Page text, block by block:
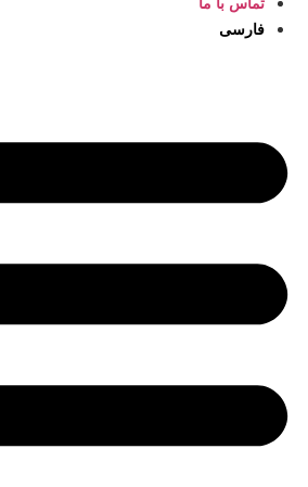
فارسی